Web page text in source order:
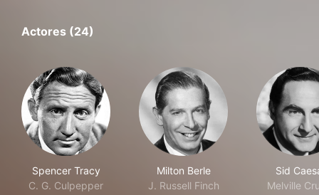
Actores (24)
Spencer Tracy
C. G. Culpepper
Milton Berle
J. Russell Finch
Sid
Melville